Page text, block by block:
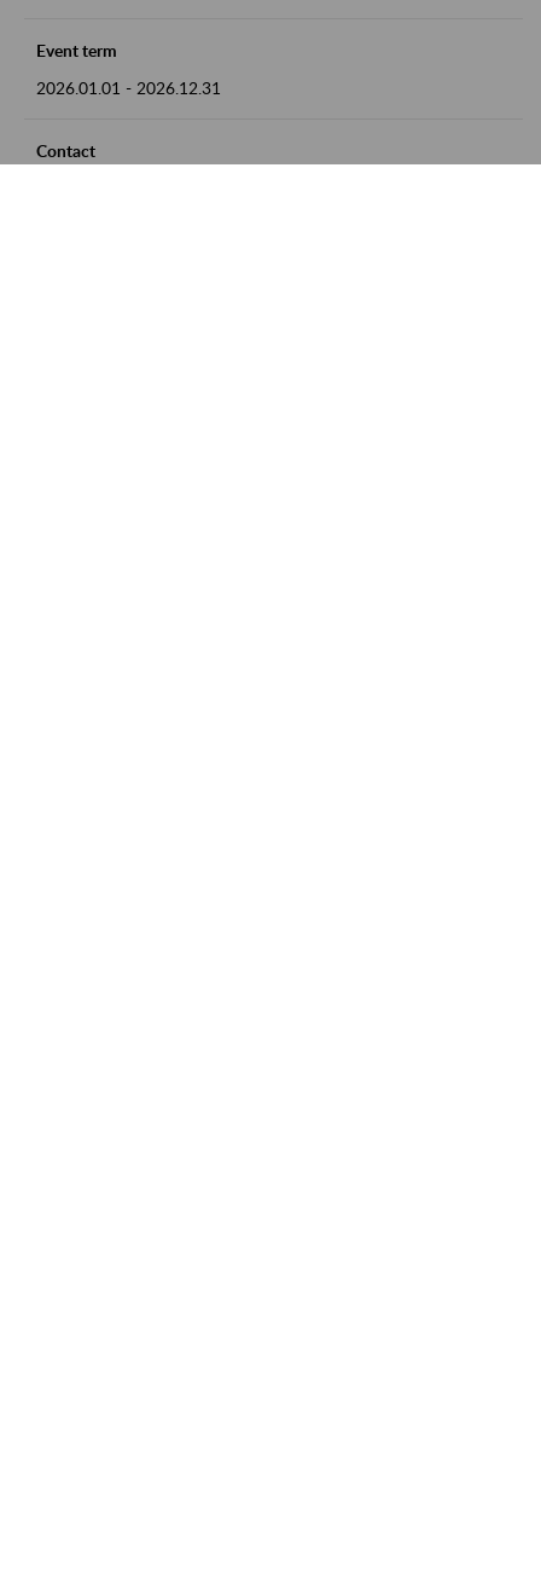
Event term
2026.01.01 - 2026.12.31
Contact